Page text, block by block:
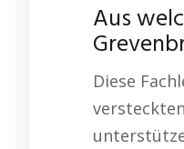
Aus
Diese